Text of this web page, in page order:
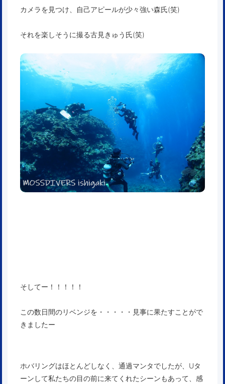
カメラを見つけ、自己アピールが少々強い森氏(笑)
それを楽しそうに撮る古見きゅう氏(笑)
そしてー！！！！！
この数日間のリベンジを・・・・・見事に果たすことがで
きましたー
ホバリングはほとんどしなく、通過マンタでしたが、Uタ
ーンして私たちの目の前に来てくれたシーンもあって、感